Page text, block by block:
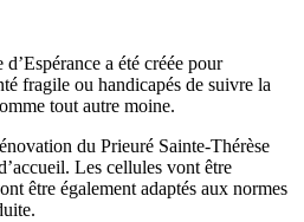
a été créée pour
fragile ou handicapés de suivre la
tout autre moine.
du Prieuré Sainte-Thérèse
Les cellules vont être
être également adaptés aux normes